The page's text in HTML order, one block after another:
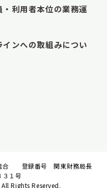
利用者本位の業務運
ンへの取組みについ
合 登録番号 関東財務局長
３１号
All Rights Reserved.